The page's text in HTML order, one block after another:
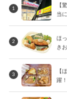
1
【
当
2
ほ
き
3
【
躍